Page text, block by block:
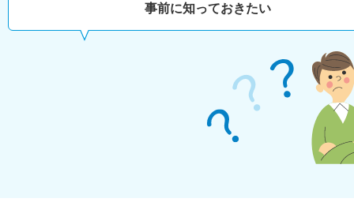
事前に知っておきたい